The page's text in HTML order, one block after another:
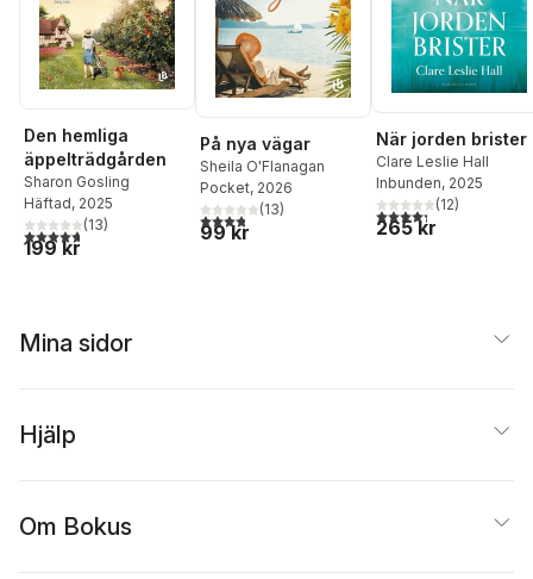
Den hemliga
äppelträdgården
Sharon Gosling
Häftad, 2025
4,7utav 5 stjärnor. Totalt antal röster:
(13)
199 kr
På nya vägar
Sheila O'Flanagan
Pocket, 2026
3,8utav 5 stjärnor. Totalt antal röster:
(13)
99 kr
När jorden brister
Clare Leslie Hall
Inbunden, 2025
4,3utav 5 stjärnor.
(12)
265 kr
Mina sidor
Hjälp
Om Bokus